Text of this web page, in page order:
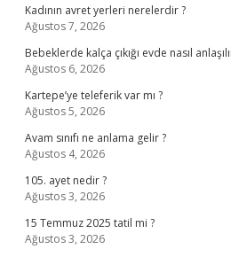
Kadının avret yerleri nerelerdir ?
Ağustos 7, 2026
Bebeklerde kalça çıkığı evde nasıl
Ağustos 6, 2026
Kartepe’ye teleferik var mı ?
Ağustos 5, 2026
Avam sınıfı ne anlama gelir ?
Ağustos 4, 2026
105. ayet nedir ?
Ağustos 3, 2026
15 Temmuz 2025 tatil mi ?
Ağustos 3, 2026